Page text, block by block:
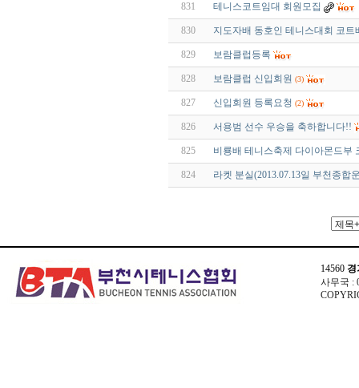
831 테니스코트임대 회원모집
830 지도자배 동호인 테니스대회 코트
829 보람클럽등록
828 보람클럽 신입회원 (3)
827 신입회원 등록요청 (2)
826 서용범 선수 우승을 축하합니다!!
825 비룡배 테니스축제 다이아몬드부
824 라켓 분실(2013.07.13일 부천종합
14560 경
사무국 :